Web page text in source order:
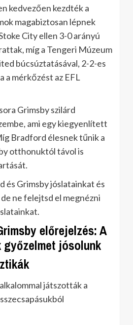
kedvezően kezdték a
magabiztosan lépnek
City ellen 3-0 arányú
míg a Tengeri Múzeum
búcsúztatásával, 2-2-es
a mérkőzést az EFL
Grimsby szilárd
ami egy kiegyenlített
Bradford élesnek tűnik a
otthonuktól távol is
és Grimsby jóslatainkat és
ne felejtsd el megnézni
előrejelzés: A
győzelmet jósolunk
játszották a